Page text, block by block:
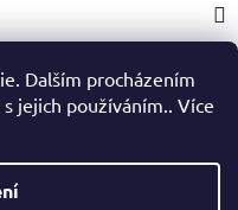
Dalším procházením
jejich používáním.. Více